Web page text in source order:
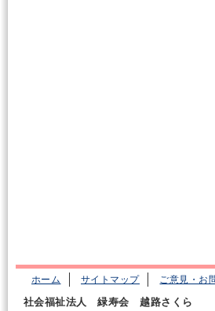
ホーム サイトマップ ご意見・お
社会福祉法人 緑寿会 越路さくら